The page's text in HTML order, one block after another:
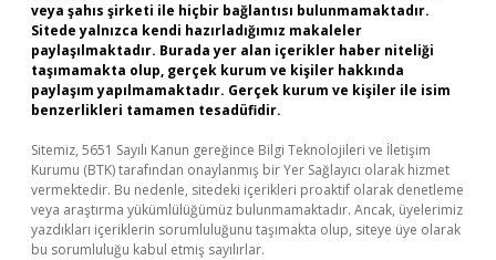
veya şahıs şirketi ile hiçbir bağlantısı bulunmamaktadır.
Sitede yalnızca kendi hazırladığımız makaleler
paylaşılmaktadır. Burada yer alan içerikler haber niteliği
taşımamakta olup, gerçek kurum ve kişiler hakkında
paylaşım yapılmamaktadır. Gerçek kurum ve kişiler ile isim
benzerlikleri tamamen tesadüfidir.
Sitemiz, 5651 Sayılı Kanun gereğince Bilgi Teknolojileri ve İletişim
Kurumu (BTK) tarafından onaylanmış bir Yer Sağlayıcı olarak hizmet
vermektedir. Bu nedenle, sitedeki içerikleri proaktif olarak denetleme
veya araştırma yükümlülüğümüz bulunmamaktadır. Ancak, üyelerimiz
yazdıkları içeriklerin sorumluluğunu taşımakta olup, siteye üye olarak
bu sorumluluğu kabul etmiş sayılırlar.